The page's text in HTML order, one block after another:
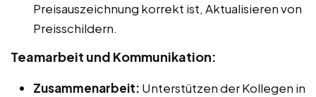
Preisauszeichnung korrekt ist, Aktualisieren von
Preisschildern.
Teamarbeit und Kommunikation:
Zusammenarbeit: Unterstützen der Kollegen in